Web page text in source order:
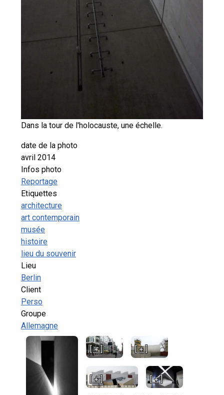
Dans la tour de l'holocauste, une échelle.
date de la photo
avril 2014
Infos photo
Reportage
Etiquettes
architecture
art contemporain
musée
histoire
lieu du souvenir
Lieu
Berlin
Client
Perso
Groupe
Allemagne
[ + ] [ + ]
[ + ] [ + ]